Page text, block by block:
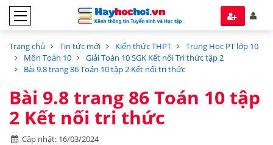
Trang chủ Tin tức mới Kiến thức THPT
Trung Học PT lớp 10
Môn Toán 10
Giải Toán 10 SGK Kết nối Tri thức tập 2
Bài 9.8 trang 86 Toán 10 tập 2 Kết nối tri thức
Bài 9.8 trang 86 Toán 10 tập
2 Kết nối tri thức
Cập nhật: 16/03/2024